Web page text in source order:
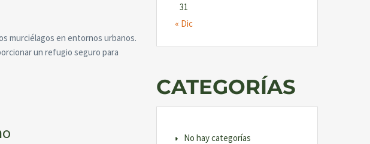
murciélagos en entornos urbanos.
un refugio seguro para
31
« Dic
CATEGORÍAS
No hay categorías